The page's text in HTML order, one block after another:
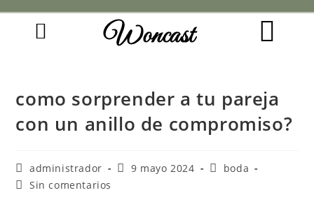
Woncast
como sorprender a tu pareja
con un anillo de compromiso?
administrador 9 mayo 2024
boda
Sin comentarios